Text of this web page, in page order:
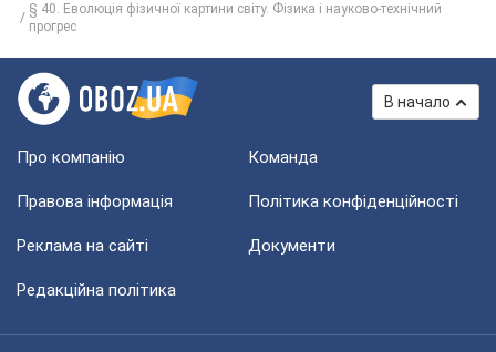
§ 40. Еволюція фізичної картини світу. Фізика і науково-технічний
прогрес
В начало
Про компанію Команда
Правова інформація Політика конфіденційності
Реклама на сайті Документи
Редакційна політика